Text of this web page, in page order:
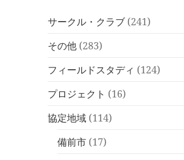
サークル・クラブ (241)
その他 (283)
フィールドスタディ (124)
プロジェクト (16)
協定地域 (114)
備前市 (17)